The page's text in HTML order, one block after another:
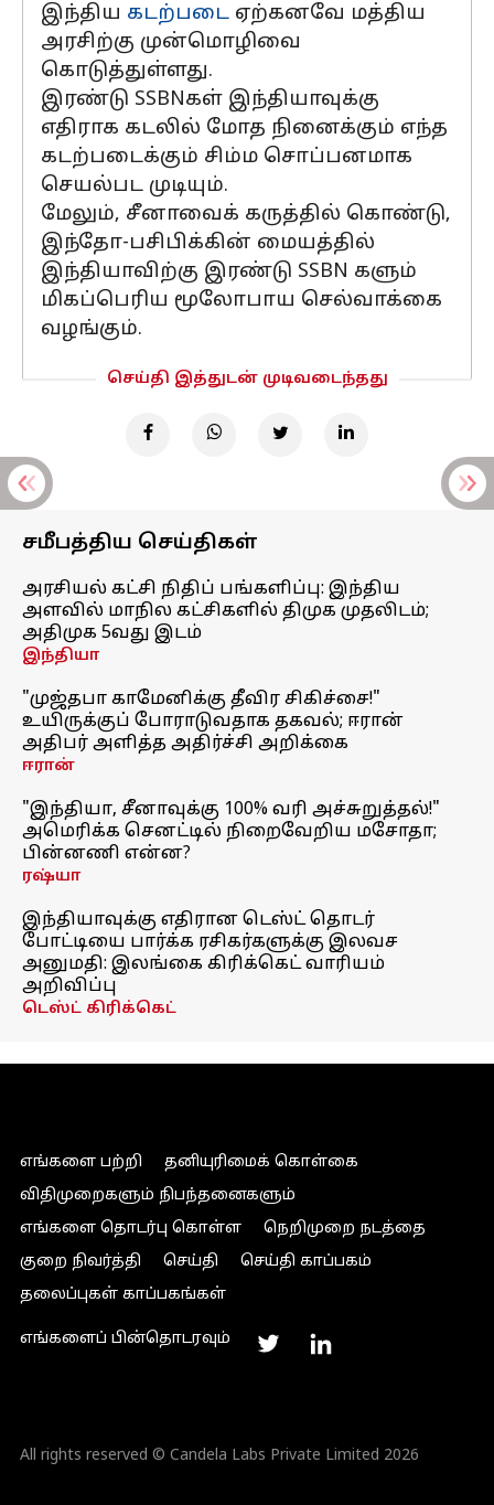
இந்திய கடற்படை ஏற்கனவே மத்திய
அரசிற்கு முன்மொழிவை
கொடுத்துள்ளது.
இரண்டு SSBNகள் இந்தியாவுக்கு
எதிராக கடலில் மோத நினைக்கும் எந்த
கடற்படைக்கும் சிம்ம சொப்பனமாக
செயல்பட முடியும்.
மேலும், சீனாவைக் கருத்தில் கொண்டு,
இந்தோ-பசிபிக்கின் மையத்தில்
இந்தியாவிற்கு இரண்டு SSBN களும்
மிகப்பெரிய மூலோபாய செல்வாக்கை
வழங்கும்.
செய்தி இத்துடன் முடிவடைந்தது
சமீபத்திய செய்திகள்
அரசியல் கட்சி நிதிப் பங்களிப்பு: இந்திய
அளவில் மாநில கட்சிகளில் திமுக முதலிடம்;
அதிமுக 5வது இடம்
இந்தியா
"முஜ்தபா காமேனிக்கு தீவிர சிகிச்சை!"
உயிருக்குப் போராடுவதாக தகவல்; ஈரான்
அதிபர் அளித்த அதிர்ச்சி அறிக்கை
ஈரான்
"இந்தியா, சீனாவுக்கு 100% வரி அச்சுறுத்தல்!"
அமெரிக்க செனட்டில் நிறைவேறிய மசோதா;
பின்னணி என்ன?
ரஷ்யா
இந்தியாவுக்கு எதிரான டெஸ்ட் தொடர்
போட்டியை பார்க்க ரசிகர்களுக்கு இலவச
அனுமதி: இலங்கை கிரிக்கெட் வாரியம்
அறிவிப்பு
டெஸ்ட் கிரிக்கெட்
எங்களை பற்றி
தனியுரிமைக் கொள்கை
விதிமுறைகளும் நிபந்தனைகளும்
எங்களை தொடர்பு கொள்ள
நெறிமுறை நடத்தை
குறை நிவர்த்தி
செய்தி
செய்தி காப்பகம்
தலைப்புகள் காப்பகங்கள்
எங்களைப் பின்தொடரவும்
All rights reserved © Candela Labs Private Limited 2026